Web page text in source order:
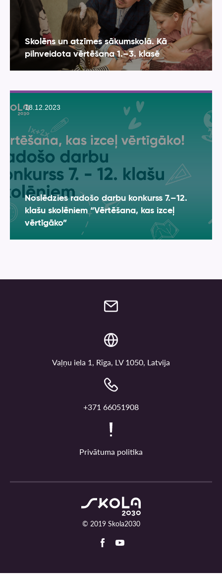
Skolēns un atzīmes sākumskolā. Kā
pilnveidota vērtēšana 1.–3. klasē
18.12.2023
Noslēdzies radošo darbu konkurss 7.–12.
klašu skolēniem “Vērtēšana, kas izceļ
vērtīgāko”
Vaļņu iela 1, Rīga, LV 1050, Latvija
+371 66051908
Privātuma politika
© 2019 Skola2030